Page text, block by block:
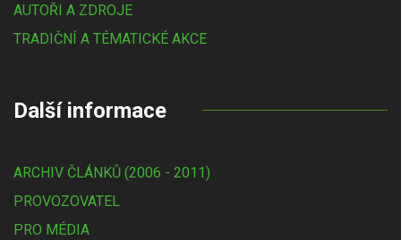
AUTOŘI A ZDROJE
TRADIČNÍ A TÉMATICKÉ AKCE
Další informace
ARCHIV ČLÁNKŮ (2006 - 2011)
PROVOZOVATEL
PRO MÉDIA